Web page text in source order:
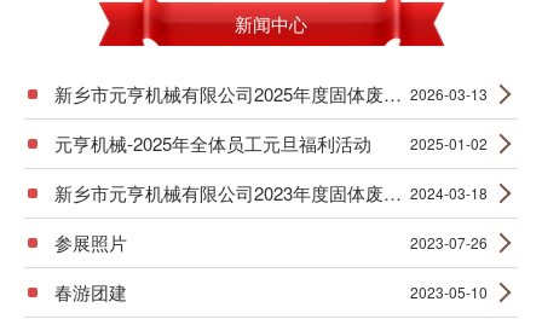
新闻中心
新乡市元亨机械有限公司2025年度固体废物产生信息公示 2026-03-13
元亨机械-2025年全体员工元旦福利活动 2025-01-02
新乡市元亨机械有限公司2023年度固体废物产生信息公示 2024-03-18
参展照片 2023-07-26
春游团建 2023-05-10